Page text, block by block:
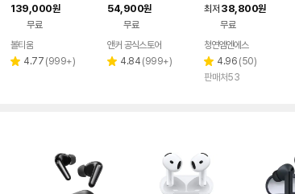
용 이어폰 아쿠아본x
139,000원
무료
볼티움
별 4.77 리
(999+)
이어폰 D1101
54,900원
무료
앤커 공식스토어
별 4.84 리
(999+)
TW1 커널형 노이즈캔
슬링
최저 38,800원
무료
청연엠엔에스
별
점
4.96 리
뷰
(50)
판매처53